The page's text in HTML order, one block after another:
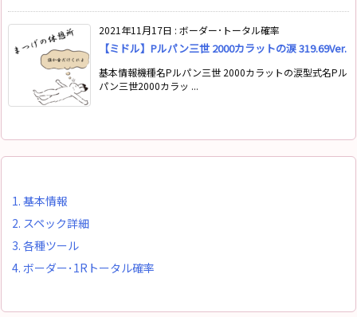
2021年11月17日 : ボーダー･トータル確率
【ミドル】Pルパン三世 2000カラットの涙 319.69Ver.
基本情報機種名Pルパン三世 2000カラットの涙型式名Pル
パン三世2000カラッ ...
1. 基本情報
2. スペック詳細
3. 各種ツール
4. ボーダー･1Rトータル確率